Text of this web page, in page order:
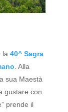
la 40^ Sagra
Alla
sua Maestà
gustare con
prende il